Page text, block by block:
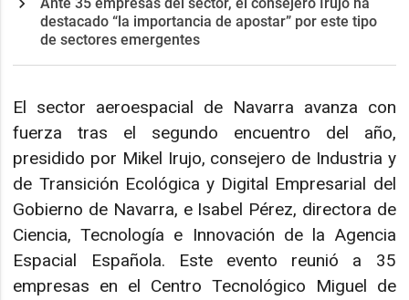
Ante 35 empresas del sector, el consejero Irujo ha
destacado “la importancia de apostar” por este tipo
de sectores emergentes
El sector aeroespacial de Navarra avanza con
fuerza tras el segundo encuentro del año,
presidido por Mikel Irujo, consejero de Industria y
de Transición Ecológica y Digital Empresarial del
Gobierno de Navarra, e Isabel Pérez, directora de
Ciencia, Tecnología e Innovación de la Agencia
Espacial Española. Este evento reunió a 35
empresas en el Centro Tecnológico Miguel de